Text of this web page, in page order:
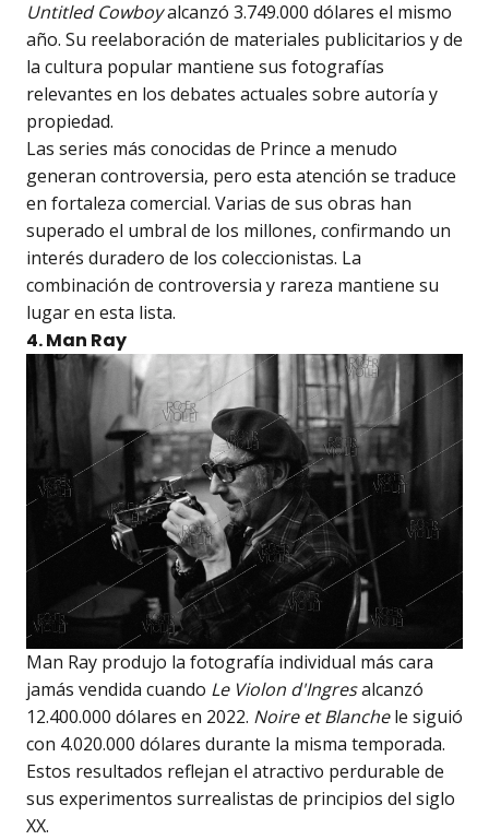
Untitled Cowboyalcanzó 3.749.000 dólares el mismo
año. Su reelaboración de materiales publicitarios y de
la cultura popular mantiene sus fotografías
relevantes en los debates actuales sobre autoría y
propiedad.
Las series más conocidas de Prince a menudo
generan controversia, pero esta atención se traduce
en fortaleza comercial. Varias de sus obras han
superado el umbral de los millones, confirmando un
interés duradero de los coleccionistas. La
combinación de controversia y rareza mantiene su
lugar en esta lista.
4. Man Ray
Man Ray produjo la fotografía individual más cara
jamás vendida cuando Le Violon d'Ingresalcanzó
12.400.000 dólares en 2022. Noire et Blanchele siguió
con 4.020.000 dólares durante la misma temporada.
Estos resultados reflejan el atractivo perdurable de
sus experimentos surrealistas de principios del siglo
XX.